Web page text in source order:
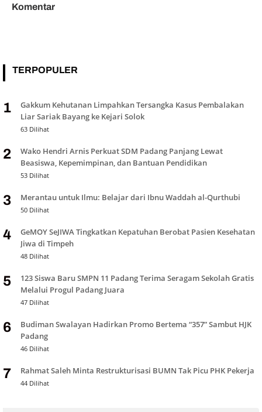
Komentar
TERPOPULER
1
Gakkum Kehutanan Limpahkan Tersangka Kasus Pembalakan
Liar Sariak Bayang ke Kejari Solok
63 Dilihat
2
Wako Hendri Arnis Perkuat SDM Padang Panjang Lewat
Beasiswa, Kepemimpinan, dan Bantuan Pendidikan
53 Dilihat
3 Merantau untuk Ilmu: Belajar dari Ibnu Waddah al-Qurthubi
50 Dilihat
4
GeMOY SeJIWA Tingkatkan Kepatuhan Berobat Pasien Kesehatan
Jiwa di Timpeh
48 Dilihat
5
123 Siswa Baru SMPN 11 Padang Terima Seragam Sekolah Gratis
Melalui Progul Padang Juara
47 Dilihat
6
Budiman Swalayan Hadirkan Promo Bertema “357” Sambut HJK
Padang
46 Dilihat
7 Rahmat Saleh Minta Restrukturisasi BUMN Tak Picu PHK Pekerja
44 Dilihat